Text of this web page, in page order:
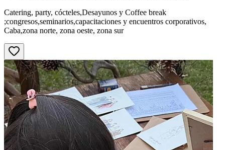
Catering, party, cócteles,Desayunos y Coffee break
;congresos,seminarios,capacitaciones y encuentros corporativos,
Caba,zona norte, zona oeste, zona sur